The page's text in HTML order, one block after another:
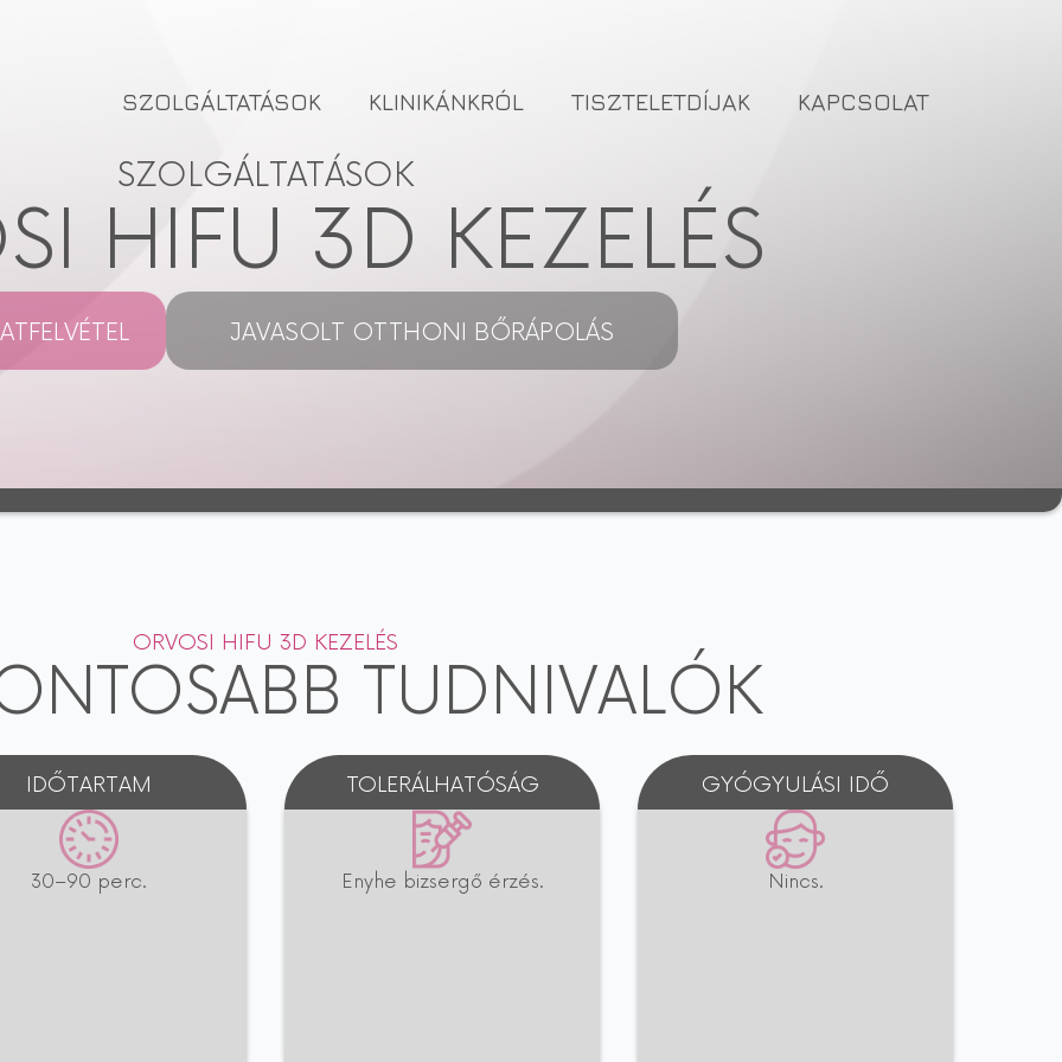
SZOLGÁLTATÁSOK KLINIKÁNKRÓL TISZTELETDÍJAK KAPCSOLAT
SZOLGÁLTATÁSOK
HIFU 3D KEZELÉS
JAVASOLT OTTHONI BŐRÁPOLÁS
ORVOSI HIFU 3D KEZELÉS
TUDNIVALÓK
IDŐTARTAM
30–90 perc.
TOLERÁLHATÓSÁG
Enyhe bizsergő érzés.
GYÓGYULÁSI IDŐ
Nincs.